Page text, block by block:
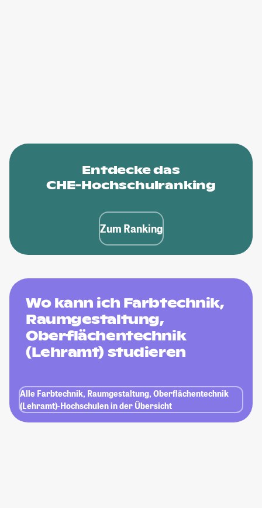
Entdecke das
CHE-Hochschulranking
Zum Ranking
Wo kann ich Farbtechnik,
Raumgestaltung,
Oberflächentechnik
(Lehramt) studieren
Alle Farbtechnik, Raumgestaltung, Oberflächentechnik
(Lehramt)-Hochschulen in der Übersicht